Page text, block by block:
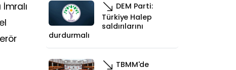
DEM Parti:
Türkiye Halep
saldırılarını
durdurmalı
TBMM'de